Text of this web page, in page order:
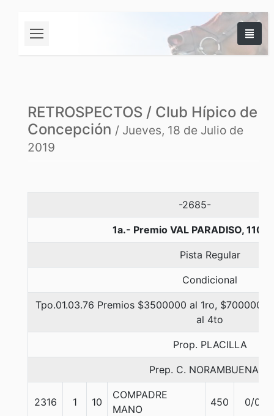
RETROSPECTOS / Club Hípico de
Concepción / Jueves, 18 de Julio de
2019
-2685-
1a.- Premio VAL PARADISO,
Pista Regular
Condicional
Tpo.01.03.76 Premios $3500000 al 1ro, $700000
al 4to
Prop. PLACILLA
Prep. C. NORAMBUENA B.
2316 1 10
COMPADRE
MANO
450 0/0